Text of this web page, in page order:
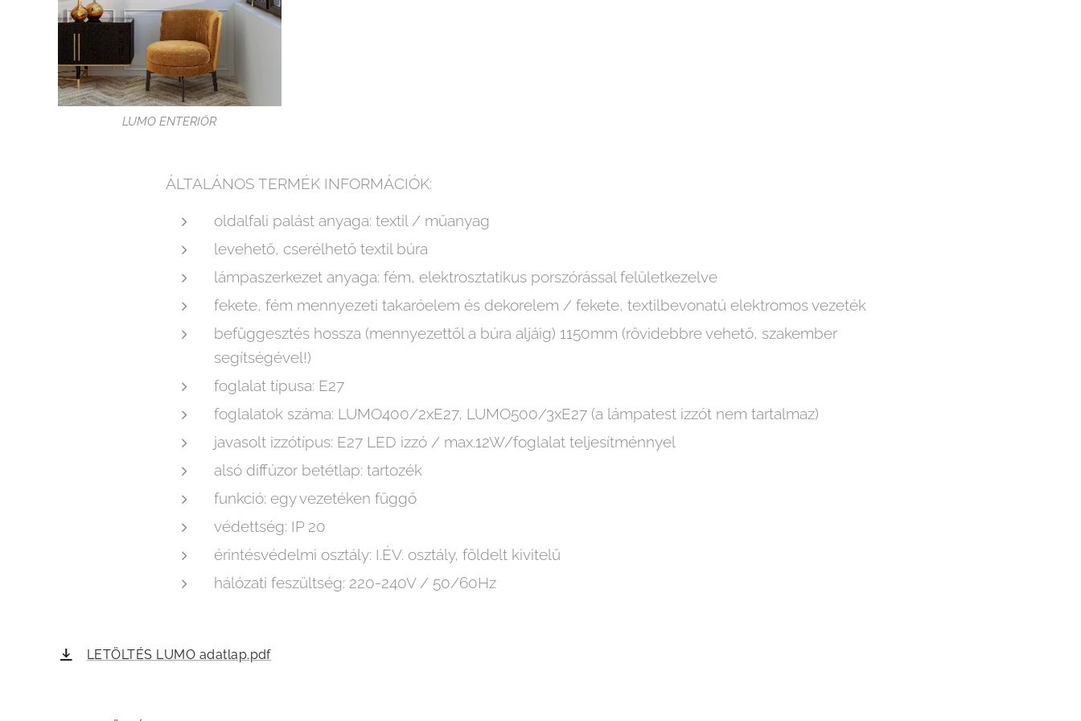
LUMO ENTERIÖR
ÁLTALÁNOS TERMÉK INFORMÁCIÓK:
oldalfali palást anyaga: textil / műanyag
levehető, cserélhető textil búra
lámpaszerkezet anyaga: fém, elektrosztatikus porszórással felületkezelve
fekete, fém mennyezeti takaróelem és dekorelem / fekete, textilbevonatú elektromos vezeték
befüggesztés hossza (mennyezettől a búra aljáig) 1150mm (rövidebbre vehető, szakember
segítségével!)
foglalat típusa: E27
foglalatok száma: LUMO400/2xE27, LUMO500/3xE27 (a lámpatest izzót nem tartalmaz)
javasolt izzótípus: E27 LED izzó / max.12W/foglalat teljesítménnyel
alsó diffúzor betétlap: tartozék
funkció: egy vezetéken függő
védettség: IP 20
érintésvédelmi osztály: I.ÉV. osztály, földelt kivitelű
hálózati feszültség: 220-240V / 50/60Hz
LETÖLTÉS LUMO adatlap.pdf